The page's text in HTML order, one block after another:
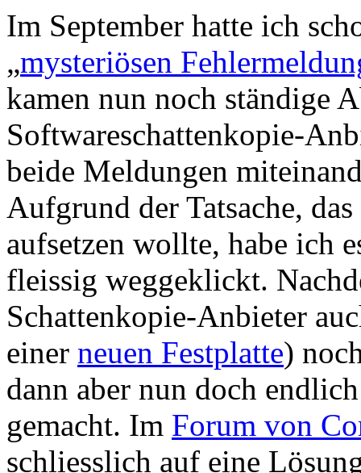
Im September hatte ich
mysteriösen
kamen nun noch ständige
Softwareschattenkopie-
beide Meldungen
Aufgrund der Tatsache,
aufsetzen wollte, habe ich
fleissig weggeklickt.
Schattenkopie-Anbieter
einer neuen Festplatte)
dann aber nun doch
gemacht. Im Forum von
schliesslich auf eine